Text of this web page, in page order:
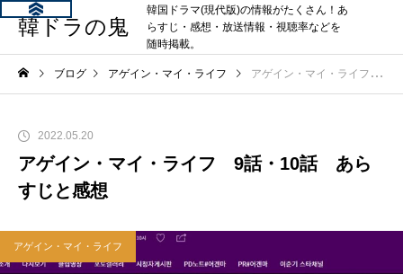
韓ドラの鬼
韓国ドラマ(現代版)の情報がたくさん！あ
らすじ・感想・放送情報・視聴率などを
随時掲載。
ブログ アゲイン・マイ・ライフ アゲイン・マイ・ライフ 9話・10話 あらすじと感想
2022.05.20
アゲイン・マイ・ライフ 9話・10話 あら
すじと感想
アゲイン・マイ・ライフ